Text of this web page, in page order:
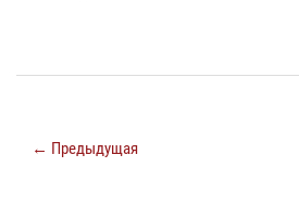
← Предыдущая